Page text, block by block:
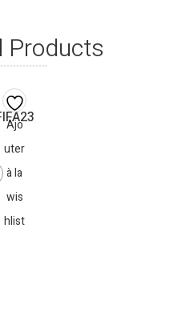
Products
Ajo
uter
à la
wis
hlist